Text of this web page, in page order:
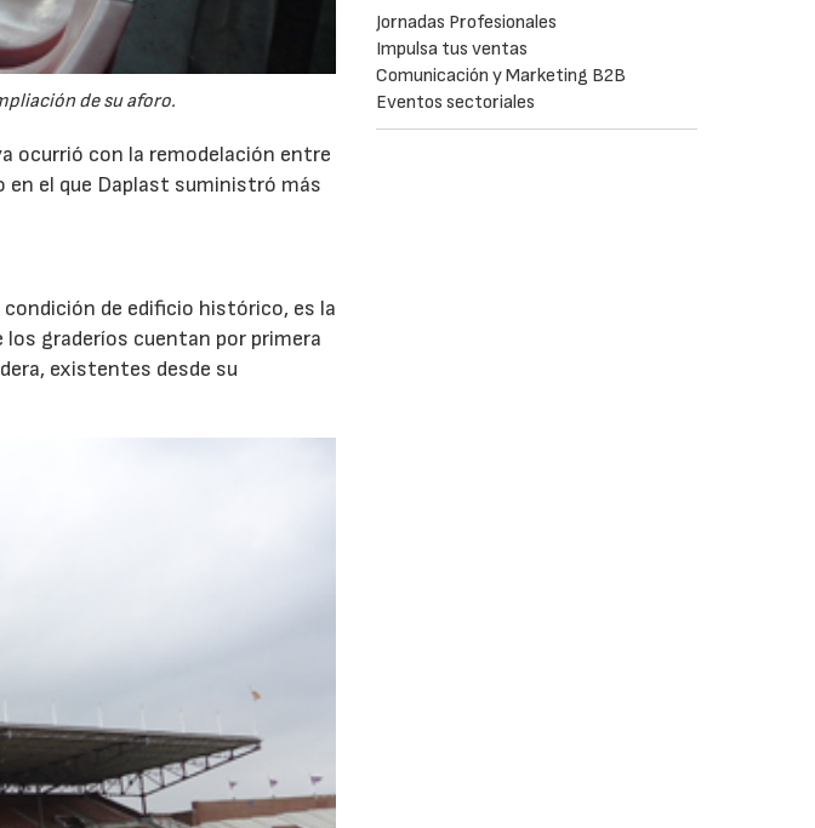
de su aforo.
ocurrió con la remodelación entre
en el que Daplast suministró más
de edificio histórico, es la
los graderíos cuentan por primera
existentes desde su
Jornadas Profesionales
Impulsa tus ventas
Comunicación y Marketing B2B
Eventos sectoriales